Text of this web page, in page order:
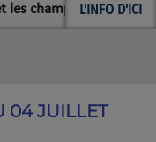
L'INFO D'ICI
les championnats du
04 JUILLET